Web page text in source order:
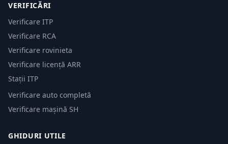
VERIFICĂRI
Verificare ITP
Verificare RCA
Verificare rovinieta
Verificare licență ARR
Stații ITP
Verificare auto completă
Verificare mașină SH
GHIDURI UTILE